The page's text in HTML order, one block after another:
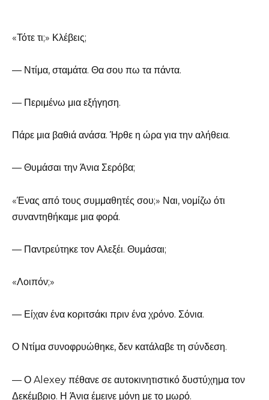
«Τότε τι;» Κλέβεις;
— Ντίμα, σταμάτα. Θα σου πω τα πάντα.
— Περιμένω μια εξήγηση.
Πάρε μια βαθιά ανάσα. Ήρθε η ώρα για την αλήθεια.
— Θυμάσαι την Άνια Σερόβα;
«Ένας από τους συμμαθητές σου;» Ναι, νομίζω ότι
συναντηθήκαμε μια φορά.
— Παντρεύτηκε τον Αλεξέι. Θυμάσαι;
«Λοιπόν;»
— Είχαν ένα κοριτσάκι πριν ένα χρόνο. Σόνια.
Ο Ντίμα συνοφρυώθηκε, δεν κατάλαβε τη σύνδεση.
— Ο Alexey πέθανε σε αυτοκινητιστικό δυστύχημα τον
Δεκέμβριο. Η Άνια έμεινε μόνη με το μωρό.